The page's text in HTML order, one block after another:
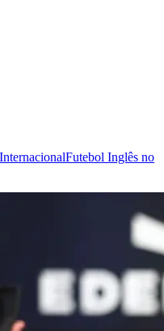
Futebol Inglês no